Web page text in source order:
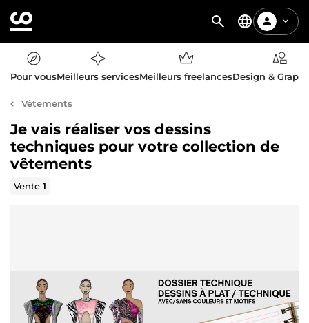
Pour vousMeilleurs servicesMeilleurs freelancesDesign &
Vêtements
Je vais réaliser vos dessins
techniques pour votre collection de
vêtements
Vente1